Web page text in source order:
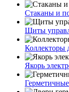
Стаканы и
Щиты
Коллекторы
Якорь